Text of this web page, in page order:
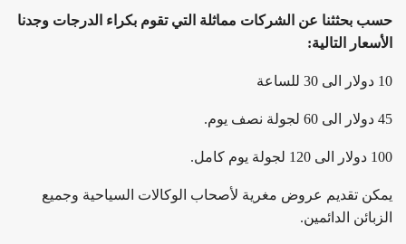
حسب بحثثنا عن الشركات مماثلة التي تقوم بكراء الدرجات وجدنا
الأسعار التالية:
10 دولار الى 30 للساعة
45 دولار الى 60 لجولة نصف يوم.
100 دولار الى 120 لجولة يوم كامل.
يمكن تقديم عروض مغرية لأصحاب الوكالات السياحية وجميع
الزبائن الدائمين.